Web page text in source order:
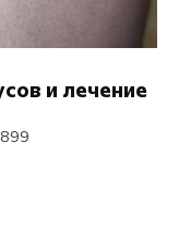
и лечение